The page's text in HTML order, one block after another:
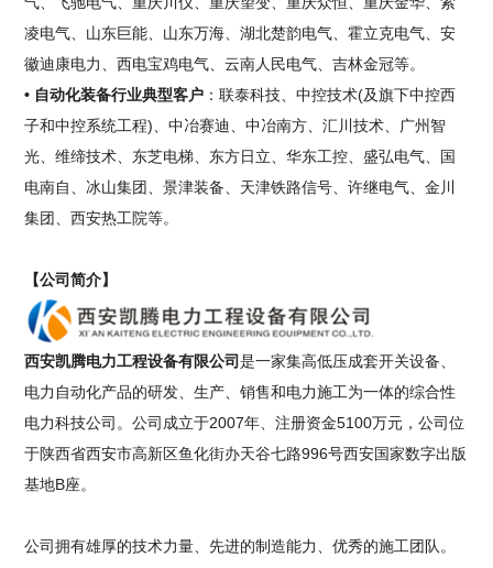
凌电气、山东巨能、山东万海、湖北楚韵电气、霍立克电气、安
徽迪康电力、西电宝鸡电气、云南人民电气、吉林金冠等。
• 自动化装备行业典型客户 ：联泰科技、中控技术(及旗下中控西
子和中控系统工程)、中冶赛迪、中冶南方、汇川技术、广州智
光、维缔技术、东芝电梯、东方日立、华东工控、盛弘电气、国
电南自、冰山集团、景津装备、天津铁路信号、许继电气、金川
集团、西安热工院等。
【公司简介】
西安凯腾电力工程设备有限公司是一家集高低压成套开关设备、
电力自动化产品的研发、生产、销售和电力施工为一体的综合性
电力科技公司。公司成立于2007年、注册资金5100万元，公司位
于陕西省西安市高新区鱼化街办天谷七路996号西安国家数字出版
基地B座。
公司拥有雄厚的技术力量、先进的制造能力、优秀的施工团队。